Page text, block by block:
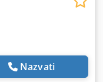
Nazvati